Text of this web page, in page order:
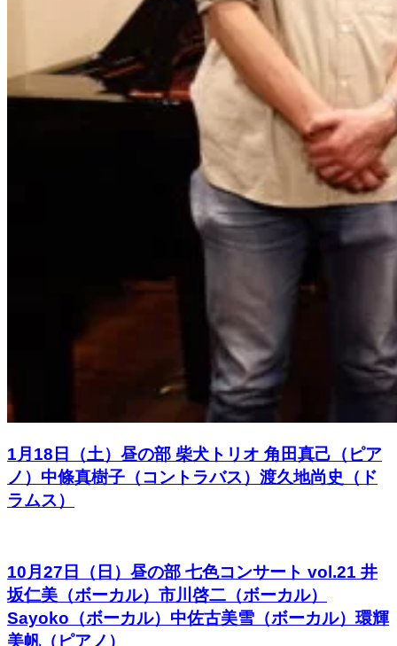
1月18日（土）昼の部 柴犬トリオ 角田真己（ピア
ノ）中條真樹子（コントラバス）渡久地尚史（ド
ラムス）
10月27日（日）昼の部 七色コンサート vol.21 井
坂仁美（ボーカル）市川啓二（ボーカル）
Sayoko（ボーカル）中佐古美雪（ボーカル）環輝
美帆（ピアノ）